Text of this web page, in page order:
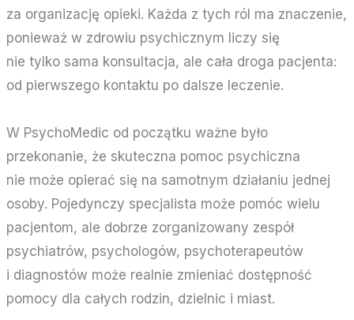
za organizację opieki. Każda z tych ról ma znaczenie,
ponieważ w zdrowiu psychicznym liczy się
nie tylko sama konsultacja, ale cała droga pacjenta:
od pierwszego kontaktu po dalsze leczenie.
W PsychoMedic od początku ważne było
przekonanie, że skuteczna pomoc psychiczna
nie może opierać się na samotnym działaniu jednej
osoby. Pojedynczy specjalista może pomóc wielu
pacjentom, ale dobrze zorganizowany zespół
psychiatrów, psychologów, psychoterapeutów
i diagnostów może realnie zmieniać dostępność
pomocy dla całych rodzin, dzielnic i miast.